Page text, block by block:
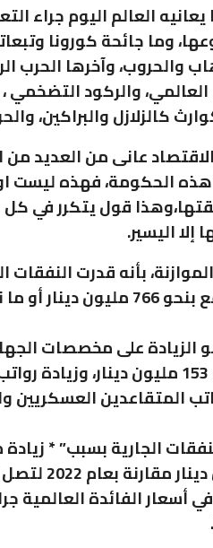
العالم اليوم جراء
وما جائحة كورونا
والحروب، وآخرها الحرب
والركود التضخمي ،
كالزلازل والبراكين،
عانى من العديد من
هذه الحكومة، فهذه ليست
قول يتكرر في
اليسير.
الزيادة على مخصصات
الجارية بسبب” *
أسعار الفائدة العالمية